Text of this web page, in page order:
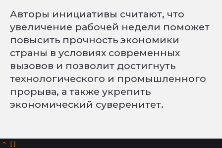
Авторы инициативы считают, что
увеличение рабочей недели поможет
повысить прочность экономики
страны в условиях современных
вызовов и позволит достигнуть
технологического и промышленного
прорыва, а также укрепить
экономический суверенитет.
^